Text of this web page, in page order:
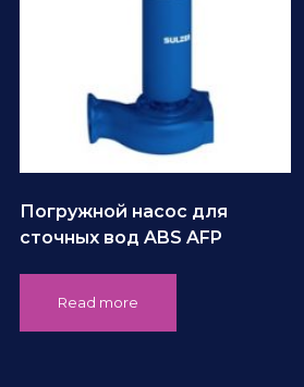
Погружной насос для
сточных вод ABS AFP
Read more